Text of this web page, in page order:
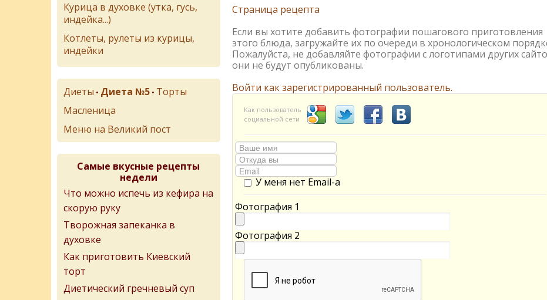
Страница рецепта
Если вы хотите добавить фотографии пошагового приготовления
этого блюда, загружайте их по очереди в хронологическом
Пожалуйста, не добавляйте фотографии с логотипами других
они не будут опубликованы.
Войти как зарегистрированный пользователь.
Как пользователь
социальной сети
У меня нет Email-а
Фотография 1
Фотография 2
Курица в духовке (утка, гусь,
индейка...)
Котлеты, рулеты из курицы,
индейки
Диеты • Диета №5 • Торты
Масленица
Меню на Великий пост
Самые вкусные рецепты
недели
Что можно испечь из кефира на
скорую руку
Творожная запеканка в
духовке
Как приготовить Киевский
торт
Диетический гречневый суп